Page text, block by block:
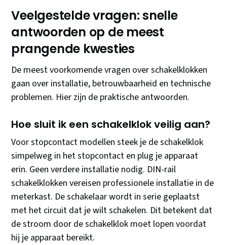
Veelgestelde vragen: snelle
antwoorden op de meest
prangende kwesties
De meest voorkomende vragen over schakelklokken
gaan over installatie, betrouwbaarheid en technische
problemen. Hier zijn de praktische antwoorden.
Hoe sluit ik een schakelklok veilig aan?
Voor stopcontact modellen steek je de schakelklok
simpelweg in het stopcontact en plug je apparaat
erin. Geen verdere installatie nodig. DIN-rail
schakelklokken vereisen professionele installatie in de
meterkast. De schakelaar wordt in serie geplaatst
met het circuit dat je wilt schakelen. Dit betekent dat
de stroom door de schakelklok moet lopen voordat
hij je apparaat bereikt.